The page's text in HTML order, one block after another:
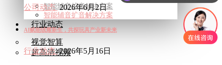
智能辅音扩音解决方案
智能辅音扩音解决方案
行业动态
视觉智算
超高清视频
公司动态 2026年6月2日
AI赋能绒耀新生，共探玩具产业新未来
行业动态 2026年5月16日